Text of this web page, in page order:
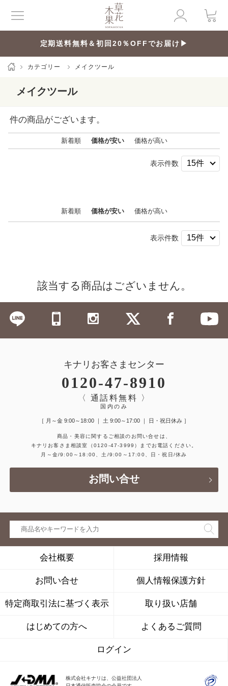
定期送料無料＆初回20％OFFでお届け▶
カテゴリー メイクツール
メイクツール
件の商品がございます。
新着順 価格が安い 価格が高い
表示件数
新着順 価格が安い 価格が高い
表示件数
該当する商品はございません。
キナリお客さまセンター
0120-47-8910
〈 通話料無料 〉
国内のみ
［ 月～金 9:00～18:00 ｜ 土 9:00～17:00 ｜ 日・祝日休み ］
商品・美容に関するご相談のお問い合せは、
キナリお客さま相談室
（0120-47-3999）
までお電話ください。
月～金/9:00～18:00、土/9:00～17:00、日・祝日/休み
お問い合せ
会社概要 採用情報
お問い合せ 個人情報保護方針
特定商取引法に基づく表示 取り扱い店舗
はじめての方へ よくあるご質問
ログイン
株式会社キナリは、公益社団法人